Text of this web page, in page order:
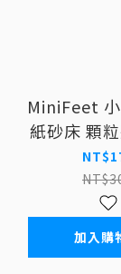
MiniFeet
紙砂床 顆
加入購